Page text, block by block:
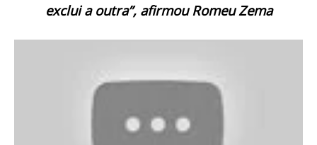
exclui a outra”, afirmou Romeu Zema